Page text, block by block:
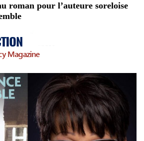
roman pour l’auteure soreloise